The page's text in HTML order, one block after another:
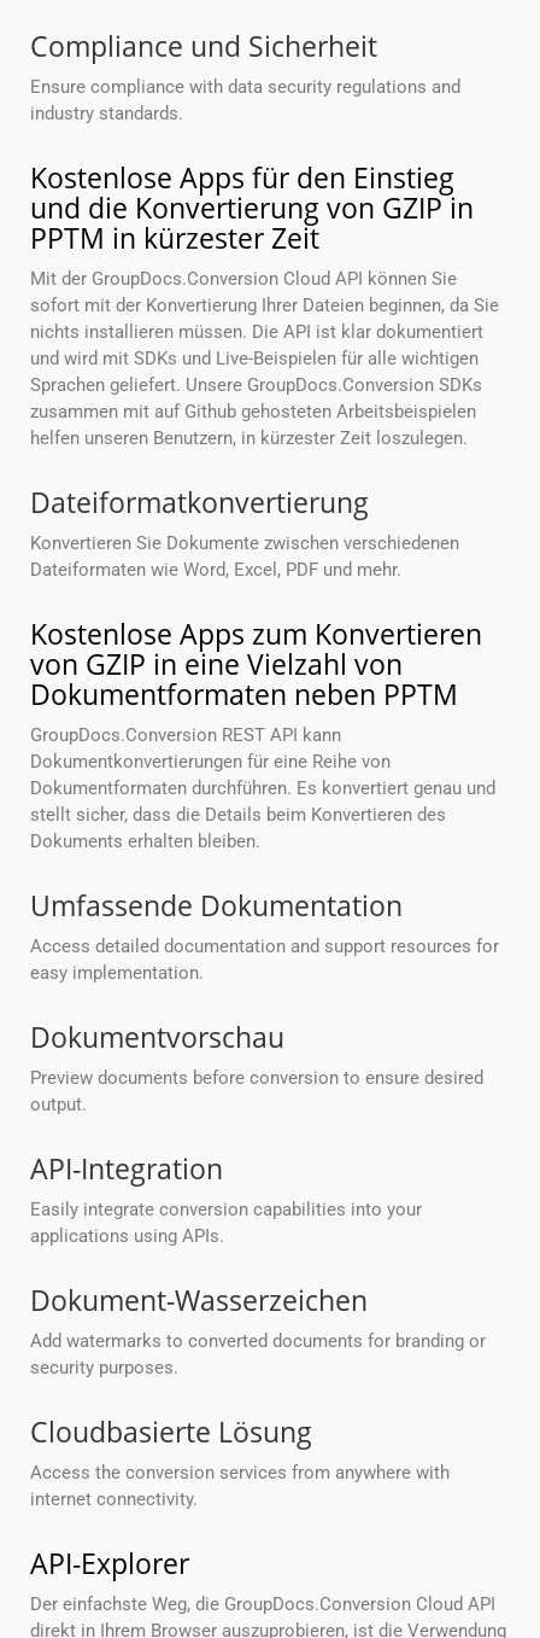
Compliance und Sicherheit
Ensure compliance with data security regulations and
industry standards.
Kostenlose Apps für den Einstieg
und die Konvertierung von GZIP in
PPTM in kürzester Zeit
Mit der GroupDocs.Conversion Cloud API können Sie
sofort mit der Konvertierung Ihrer Dateien beginnen, da Sie
nichts installieren müssen. Die API ist klar dokumentiert
und wird mit SDKs und Live-Beispielen für alle wichtigen
Sprachen geliefert. Unsere GroupDocs.Conversion SDKs
zusammen mit auf Github gehosteten Arbeitsbeispielen
helfen unseren Benutzern, in kürzester Zeit loszulegen.
Dateiformatkonvertierung
Konvertieren Sie Dokumente zwischen verschiedenen
Dateiformaten wie Word, Excel, PDF und mehr.
Kostenlose Apps zum Konvertieren
von GZIP in eine Vielzahl von
Dokumentformaten neben PPTM
GroupDocs.Conversion REST API kann
Dokumentkonvertierungen für eine Reihe von
Dokumentformaten durchführen. Es konvertiert genau und
stellt sicher, dass die Details beim Konvertieren des
Dokuments erhalten bleiben.
Umfassende Dokumentation
Access detailed documentation and support resources for
easy implementation.
Dokumentvorschau
Preview documents before conversion to ensure desired
output.
API-Integration
Easily integrate conversion capabilities into your
applications using APIs.
Dokument-Wasserzeichen
Add watermarks to converted documents for branding or
security purposes.
Cloudbasierte Lösung
Access the conversion services from anywhere with
internet connectivity.
API-Explorer
Der einfachste Weg, die GroupDocs.Conversion Cloud API
direkt in Ihrem Browser auszuprobieren, ist die Verwendung